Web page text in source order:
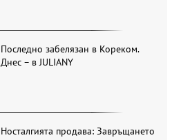
Последно забелязан в Кореком.
Днес – в JULIANY
Носталгията продава: Завръщането